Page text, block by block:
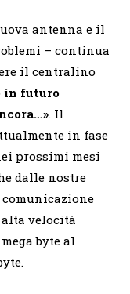
antenna e il
– continua
il centralino
in futuro
. Il
in fase
prossimi mesi
dalle nostre
alta velocità
byte al